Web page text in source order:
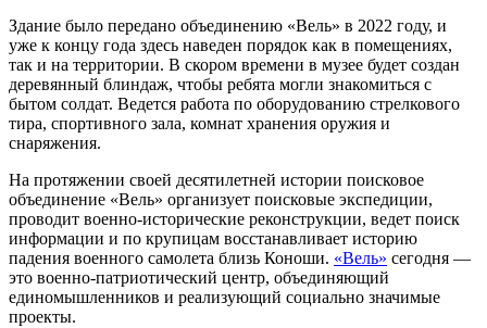
Здание было передано объединению «Вель» в 2022 году, и
уже к концу года здесь наведен порядок как в помещениях,
так и на территории. В скором времени в музее будет создан
деревянный блиндаж, чтобы ребята могли знакомиться с
бытом солдат. Ведется работа по оборудованию стрелкового
тира, спортивного зала, комнат хранения оружия и
снаряжения.
На протяжении своей десятилетней истории поисковое
объединение «Вель» организует поисковые экспедиции,
проводит военно-исторические реконструкции, ведет поиск
информации и по крупицам восстанавливает историю
падения военного самолета близь Коноши. «Вель» сегодня —
это военно-патриотический центр, объединяющий
единомышленников и реализующий социально значимые
проекты.